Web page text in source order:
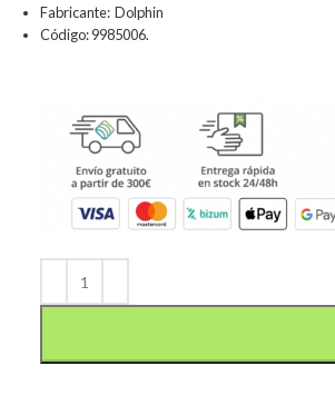
Fabricante: Dolphin
Código: 9985006.